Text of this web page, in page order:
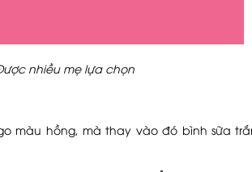
nhiều mẹ lựa chọn
màu hồng, mà thay vào đó bình sữa